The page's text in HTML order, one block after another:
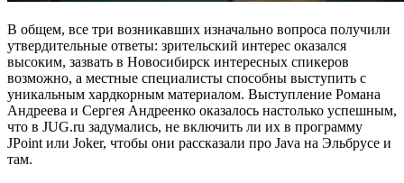
В общем, все три возникавших изначально вопроса получили
утвердительные ответы: зрительский интерес оказался
высоким, зазвать в Новосибирск интересных спикеров
возможно, а местные специалисты способны выступить с
уникальным хардкорным материалом. Выступление Романа
Андреева и Сергея Андреенко оказалось настолько успешным,
что в JUG.ru задумались, не включить ли их в программу
JPoint или Joker, чтобы они рассказали про Java на Эльбрусе и
там.